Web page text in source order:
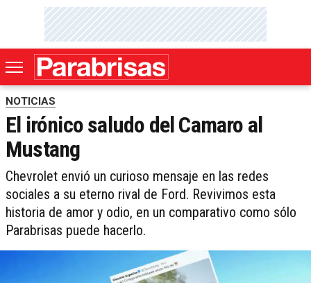
NOTICIAS
El irónico saludo del Camaro al
Mustang
Chevrolet envió un curioso mensaje en las redes
sociales a su eterno rival de Ford. Revivimos esta
historia de amor y odio, en un comparativo como sólo
Parabrisas puede hacerlo.